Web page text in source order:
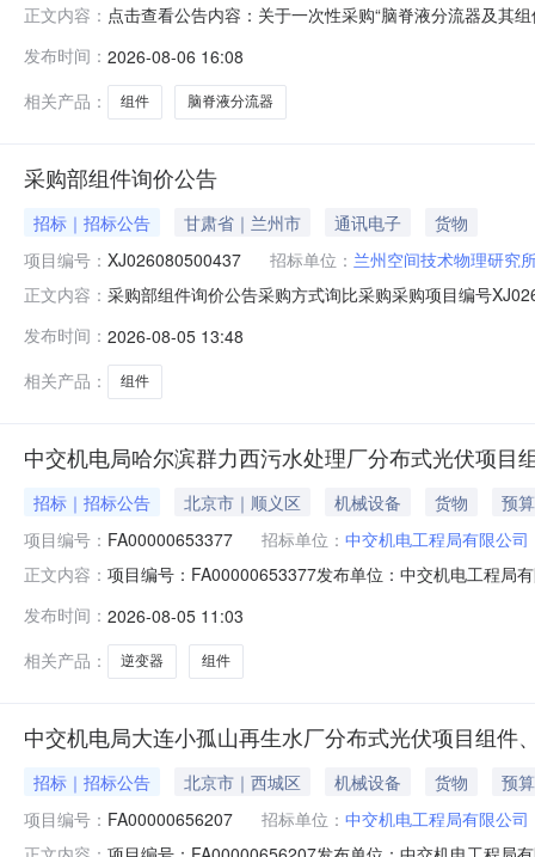
正文内容： 点击查看公告内容：关于一次性采购“脑脊液分流器及其
发布时间： 2026-08-06 16:08
相关产品：
组件 脑脊液分流器
采购部组件询价公告
招标｜招标公告 甘肃省｜兰州市 通讯电子
货物
项目编号： XJ026080500437 招标单位： 兰州空间技术物理研究
正文内容： 采购部组件询价公告采购方式询比采购采购项目编号
发布时间： 2026-08-05 13:48
相关产品：
组件
中交机电局哈尔滨群力西污水处理厂分布式光伏项目
招标｜招标公告 北京市｜顺义区 机械设备 货物
预
项目编号： FA00000653377 招标单位： 中交机电工程局有限公司
正文内容： 项目编号：FA00000653377发布单位：中交机电工程局
判采购公告.pdf
发布时间： 2026-08-05 11:03
相关产品：
逆变器 组件
中交机电局大连小孤山再生水厂分布式光伏项目组件
招标｜招标公告 北京市｜西城区 机械设备 货物
预
项目编号： FA00000656207 招标单位： 中交机电工程局有限公司